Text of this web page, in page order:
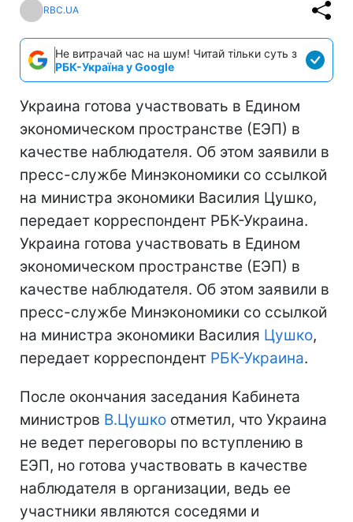
RBC.UA
Не витрачай час на шум! Читай тільки суть з
РБК-Україна у Google
Украина готова участвовать в Едином
экономическом пространстве (ЕЭП) в
качестве наблюдателя. Об этом заявили в
пресс-службе Минэкономики со ссылкой
на министра экономики Василия Цушко,
передает корреспондент РБК-Украина.
Украина готова участвовать в Едином
экономическом пространстве (ЕЭП) в
качестве наблюдателя. Об этом заявили в
пресс-службе Минэкономики со ссылкой
на министра экономики Василия Цушко,
передает корреспондент РБК-Украина.
После окончания заседания Кабинета
министров В.Цушко отметил, что Украина
не ведет переговоры по вступлению в
ЕЭП, но готова участвовать в качестве
наблюдателя в организации, ведь ее
участники являются соседями и